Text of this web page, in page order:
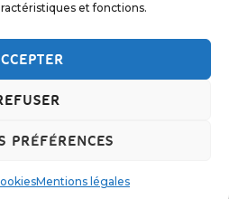
et fonctions.
PRÉFÉRENCES
Mentions légales
RECRUTEMENT
Politique de cookies (UE)